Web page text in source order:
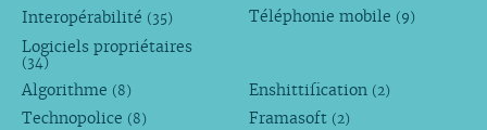
Interopérabilité (35)
Logiciels propriétaires
(34)
Téléphonie mobile (9)
Algorithme (8)
Technopolice (8)
Enshittification (2)
Framasoft (2)